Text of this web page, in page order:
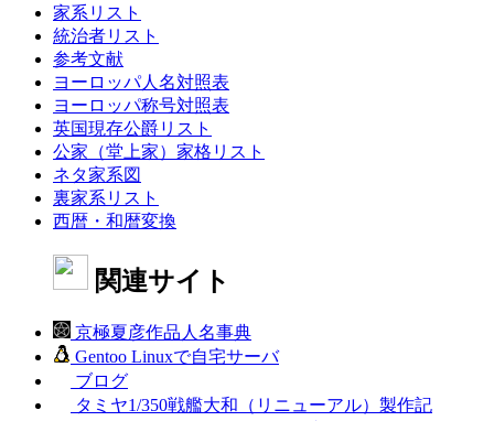
家系リスト
統治者リスト
参考文献
ヨーロッパ人名対照表
ヨーロッパ称号対照表
英国現存公爵リスト
公家（堂上家）家格リスト
ネタ家系図
裏家系リスト
西暦・和暦変換
関連サイト
京極夏彦作品人名事典
Gentoo Linuxで自宅サーバ
ブログ
タミヤ1/350戦艦大和（リニューアル）製作記